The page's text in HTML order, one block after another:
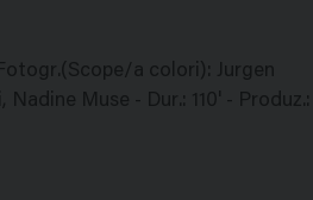
a colori): Jurgen
Muse - Dur.: 110' - Produz.: